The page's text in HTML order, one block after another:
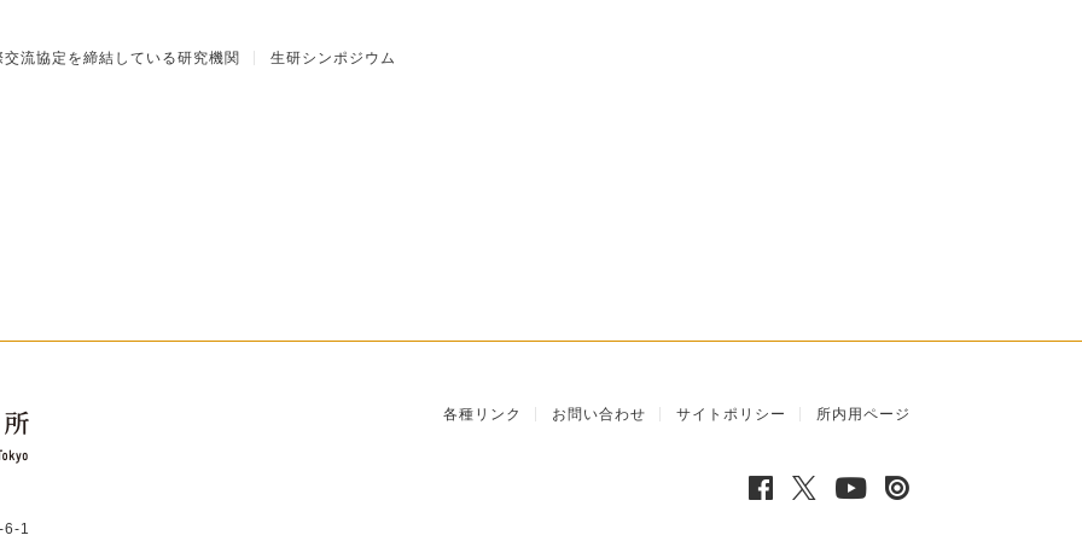
交流協定を締結している研究機関 生研シンポジウム
各種リンク お問い合わせ サイトポリシー 所内用ページ
6-1